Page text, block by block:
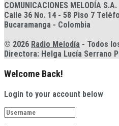
COMUNICACIONES MELODÍA S.A.
Calle 36 No. 14 - 58 Piso 7
Bucaramanga - Colombia
© 2026 Radio Melodía - Todos
Directora: Helga Lucía Serrano
Welcome Back!
Login to your account below